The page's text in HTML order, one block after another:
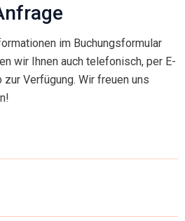
im Buchungsformular
wir Ihnen auch telefonisch, per E-
Verfügung. Wir freuen uns